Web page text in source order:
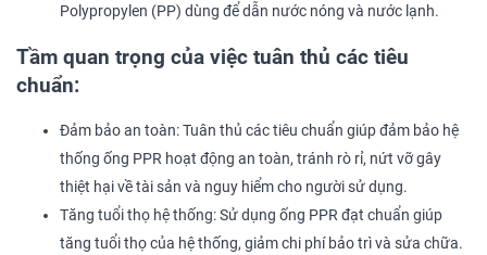
Polypropylen (PP) dùng để dẫn nước nóng và nước lạnh.
Tầm quan trọng của việc tuân thủ các tiêu
chuẩn:
Đảm bảo an toàn: Tuân thủ các tiêu chuẩn giúp đảm bảo hệ
thống ống PPR hoạt động an toàn, tránh rò rỉ, nứt vỡ gây
thiệt hại về tài sản và nguy hiểm cho người sử dụng.
Tăng tuổi thọ hệ thống: Sử dụng ống PPR đạt chuẩn giúp
tăng tuổi thọ của hệ thống, giảm chi phí bảo trì và sửa chữa.